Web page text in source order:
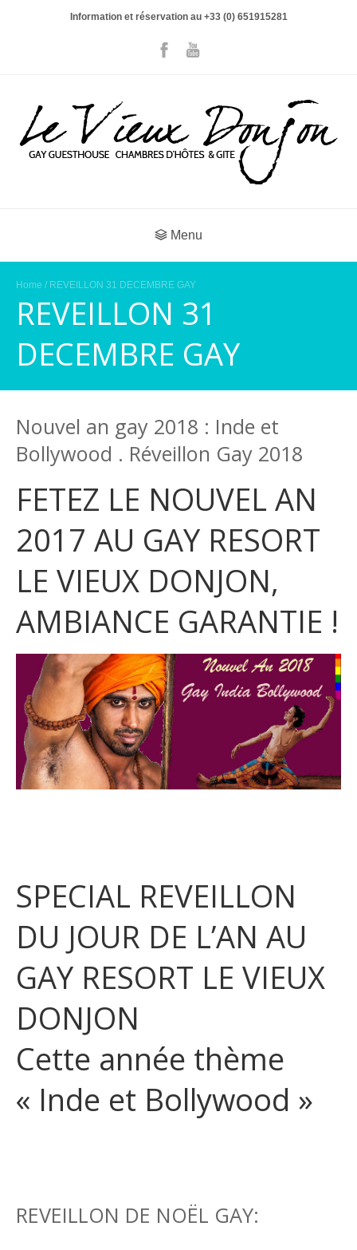
Information et réservation au +33 (0) 651915281
Menu
Home / REVEILLON 31 DECEMBRE GAY
REVEILLON 31
DECEMBRE GAY
Nouvel an gay 2018 : Inde et
Bollywood . Réveillon Gay 2018
FETEZ LE NOUVEL AN
2017 AU GAY RESORT
LE VIEUX DONJON,
AMBIANCE GARANTIE !
SPECIAL REVEILLON
DU JOUR DE L’AN AU
GAY RESORT LE VIEUX
DONJON
Cette année thème
« Inde et Bollywood »
REVEILLON DE NOËL GAY: